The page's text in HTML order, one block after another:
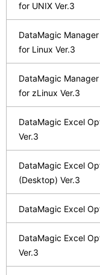
for UNIX Ver.3
DataMagic
for Linux Ver.3
DataMagic
for zLinux Ver.3
DataMagic Excel
Ver.3
DataMagic Excel
(Desktop) Ver.3
DataMagic Excel
DataMagic Excel
Ver.3